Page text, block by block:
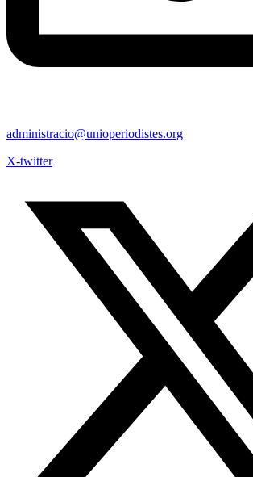
administracio@unioperiodistes.org
X-twitter